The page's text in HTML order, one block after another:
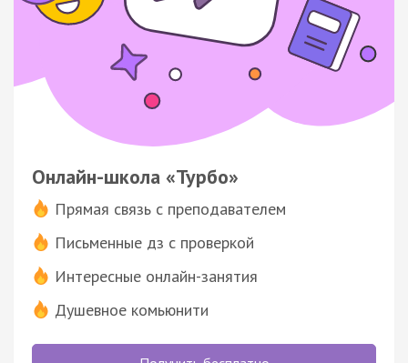
Онлайн-школа «Турбо»
Прямая связь с преподавателем
Письменные дз с проверкой
Интересные онлайн-занятия
Душевное комьюнити